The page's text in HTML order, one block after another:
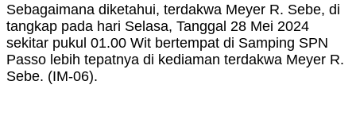
Sebagaimana diketahui, terdakwa Meyer R. Sebe, di
tangkap pada hari Selasa, Tanggal 28 Mei 2024
sekitar pukul 01.00 Wit bertempat di Samping SPN
Passo lebih tepatnya di kediaman terdakwa Meyer R.
Sebe. (IM-06).